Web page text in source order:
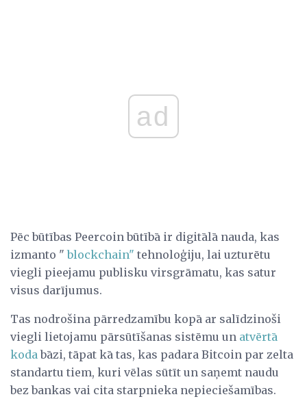
ad
Pēc būtības Peercoin būtībā ir digitālā nauda, ​​kas
izmanto "blockchain" tehnoloģiju, lai uzturētu
viegli pieejamu publisku virsgrāmatu, kas satur
visus darījumus.
Tas nodrošina pārredzamību kopā ar salīdzinoši
viegli lietojamu pārsūtīšanas sistēmu un atvērtā
koda bāzi, tāpat kā tas, kas padara Bitcoin par zelta
standartu tiem, kuri vēlas sūtīt un saņemt naudu
bez bankas vai cita starpnieka nepieciešamības.